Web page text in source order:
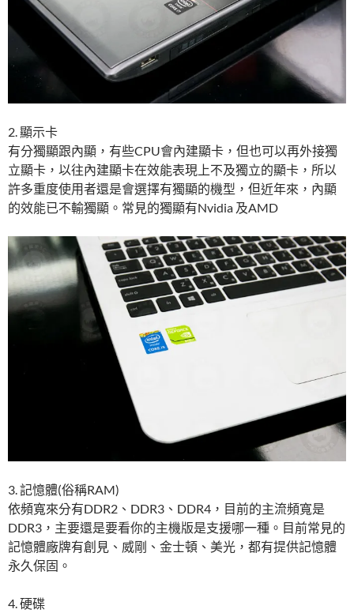
2. 顯示卡
有分獨顯跟內顯，有些CPU會內建顯卡，但也可以再外接獨
立顯卡，以往內建顯卡在效能表現上不及獨立的顯卡，所以
許多重度使用者還是會選擇有獨顯的機型，但近年來，內顯
的效能已不輸獨顯。常見的獨顯有Nvidia 及AMD
3. 記憶體(俗稱RAM)
依頻寬來分有DDR2、DDR3、DDR4，目前的主流頻寬是
DDR3，主要還是要看你的主機版是支援哪一種。目前常見的
記憶體廠牌有創見、威剛、金士頓、美光，都有提供記憶體
永久保固。
4. 硬碟